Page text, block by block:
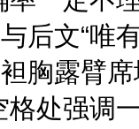
后文“唯
胸露臂
处强调